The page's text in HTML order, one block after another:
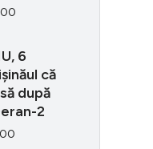
6
că
după
2